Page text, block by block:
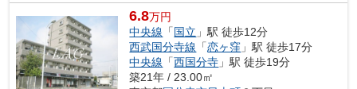
6.8万円
中央線 「国立 」駅 徒歩12分
西武国分寺線 「恋ヶ窪 」駅 徒歩17分
中央線 「西国分寺 」駅 徒歩19分
築21年 / 23.00㎡